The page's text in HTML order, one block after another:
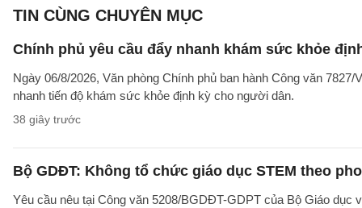
TIN CÙNG CHUYÊN MỤC
Chính phủ yêu cầu đẩy nhanh khám sức khỏe
Ngày 06/8/2026, Văn phòng Chính phủ ban hành Công văn
nhanh tiến độ khám sức khỏe định kỳ cho người dân.
38 giây trước
Bộ GDĐT: Không tổ chức giáo dục STEM theo
Yêu cầu nêu tại Công văn 5208/BGDĐT-GDPT của Bộ Giáo